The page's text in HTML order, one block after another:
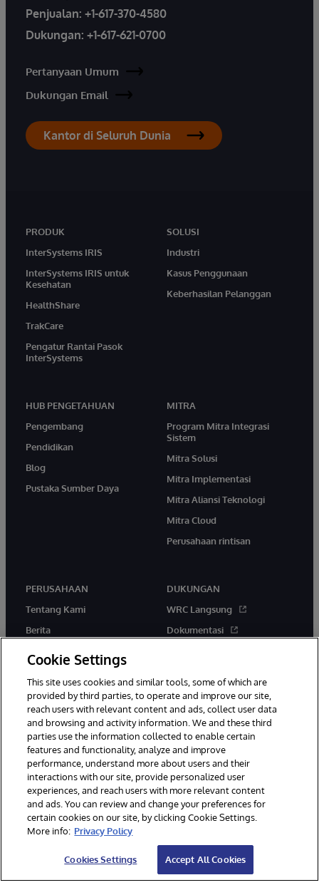
Penjualan: +1-617-370-4580
Dukungan: +1-617-621-0700
Pertanyaan Umum
Dukungan Email
Kantor di Seluruh Dunia
PRODUK
InterSystems IRIS
InterSystems IRIS untuk
Kesehatan
HealthShare
TrakCare
Pengatur Rantai Pasok
InterSystems
SOLUSI
Industri
Kasus Penggunaan
Keberhasilan Pelanggan
HUB PENGETAHUAN
Pengembang
Pendidikan
Blog
Pustaka Sumber Daya
MITRA
Program Mitra Integrasi
Sistem
Mitra Solusi
Mitra Implementasi
Mitra Aliansi Teknologi
Mitra Cloud
Perusahaan rintisan
PERUSAHAAN
Tentang Kami
Berita
DUKUNGAN
WRC Langsung
Dokumentasi
© 1996-2026 InterSystems Corporation, Boston, MA. Hak Cipta
Dilindungi Undang-Undang.
Pemberitahuan/Syarat & Ketentuan
Pernyataan Privasi
Jaminan
Aksesibilitas
Cookie Settings
This site uses cookies and similar tools, some of which are
provided by third parties, to operate and improve our site,
reach users with relevant content and ads, collect user data
and browsing and activity information. We and these third
parties use the information collected to enable certain
features and functionality, analyze and improve
performance, understand more about users and their
interactions with our site, provide personalized user
experiences, and reach users with more relevant content
and ads. You can review and change your preferences for
certain cookies on our site, by clicking Cookie Settings.
More info: Privacy Policy
Cookies Settings Accept All Cookies